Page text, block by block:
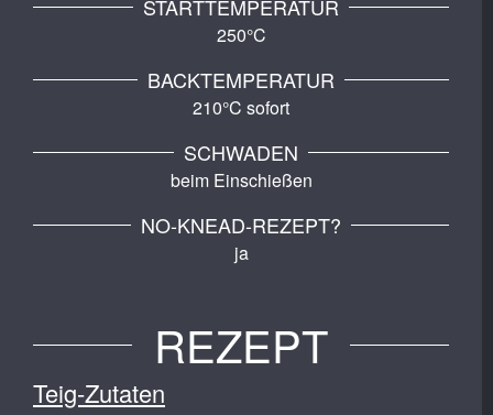
STARTTEMPERATUR
250°C
BACKTEMPERATUR
210°C sofort
SCHWADEN
beim Einschießen
NO-KNEAD-REZEPT?
ja
REZEPT
Teig-Zutaten